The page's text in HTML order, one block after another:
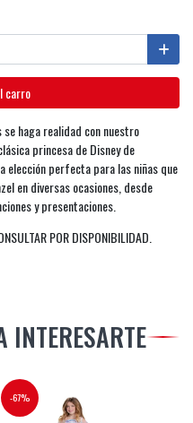
carro
haga realidad con nuestro
princesa de Disney de
elección perfecta para las niñas que
en diversas ocasiones, desde
y presentaciones.
POR DISPONIBILIDAD.
INTERESARTE
-67%